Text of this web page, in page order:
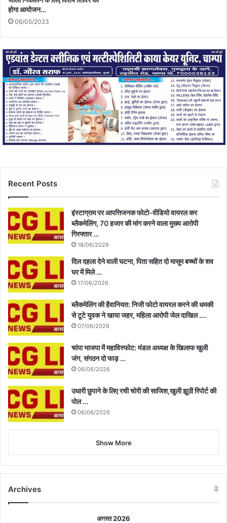
होगा आयोजन…
06/05/2023
Recent Posts
इंस्टाग्राम पर आपत्तिजनक फोटो-वीडियो वायरल कर
ब्लैकमेलिंग, 70 हजार की मांग करने वाला मुख्य आरोपी
गिरफ्तार …
18/06/2026
दिल दहला देने वाली घटना, पिता सहित दो मासूम बच्चों के शव
घर में मिले …
17/06/2026
ब्लैकमेलिंग की हैवानियत: निजी फोटो वायरल करने की धमकी
से टूटे युवक ने खाया जहर, महिला आरोपी जेल दाखिल ….
07/06/2026
चांपा भाजपा में महाविस्फोट: मंडल अध्यक्ष के खिलाफ खुली
जंग, संगठन दो फाड़ …
06/06/2026
उधारी छुपाने के लिए रची चोरी की साजिश,खुली झूठी रिपोर्ट की
पोल …
06/06/2026
Show More
Archives
अगस्त 2026